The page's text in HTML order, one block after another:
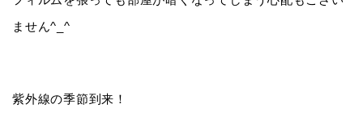
ません^_^
紫外線の季節到来！